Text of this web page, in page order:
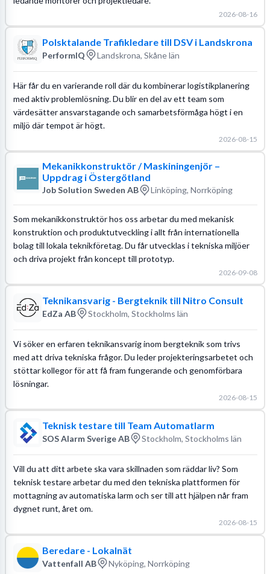
2026-08-16
Polsktalande Trafikledare till DSV i Landskrona
PerformIQ Landskrona, Skåne län
Här får du en varierande roll där du kombinerar logistikplanering
med aktiv problemlösning. Du blir en del av ett team som
värdesätter ansvarstagande och samarbetsförmåga högt i en
miljö där tempot är högt.
2026-08-15
Mekanikkonstruktör / Maskiningenjör –
Uppdrag i Östergötland
Job Solution Sweden AB Linköping, Norrköping
Som mekanikkonstruktör hos oss arbetar du med mekanisk
konstruktion och produktutveckling i allt från internationella
bolag till lokala teknikföretag. Du får utvecklas i tekniska miljöer
och driva projekt från koncept till prototyp.
2026-09-08
Teknikansvarig - Bergteknik till Nitro Consult
EdZa AB Stockholm, Stockholms län
Vi söker en erfaren teknikansvarig inom bergteknik som trivs
med att driva tekniska frågor. Du leder projekteringsarbetet och
stöttar kollegor för att få fram fungerande och genomförbara
lösningar.
2026-08-15
Teknisk testare till Team Automatlarm
SOS Alarm Sverige AB Stockholm, Stockholms län
Vill du att ditt arbete ska vara skillnaden som räddar liv? Som
teknisk testare arbetar du med den tekniska plattformen för
mottagning av automatiska larm och ser till att hjälpen når fram
dygnet runt, året om.
2026-08-15
Beredare - Lokalnät
Vattenfall AB Nyköping, Norrköping